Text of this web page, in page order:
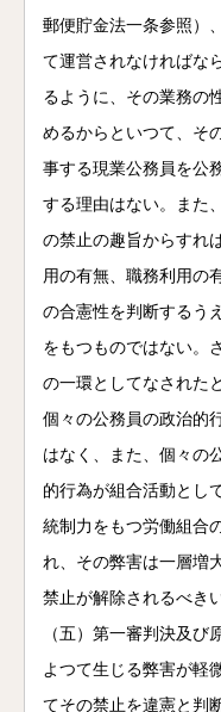
郵便貯金法一条参照）
て運営されなければな
るように、その業務の
めるからといつて、そ
事する現業公務員を公
する理由はない。また
の禁止の趣旨からすれ
用の有無、職務利用の
の合憲性を判断するう
をもつものではない。
の一環としてなされた
個々の公務員の政治的
はなく、また、個々の
的行為が組合活動とし
統制力をもつ労働組合
れ、その弊害は一層増
禁止が解除されるべき
（五）第一審判決及び
よつて生じる弊害が軽
てその禁止を違憲と判